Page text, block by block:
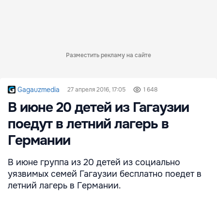
Разместить рекламу на сайте
Gagauzmedia 27 апреля 2016, 17:05 1 648
В июне 20 детей из Гагаузии
поедут в летний лагерь в
Германии
В июне группа из 20 детей из социально
уязвимых семей Гагаузии бесплатно поедет в
летний лагерь в Германии.